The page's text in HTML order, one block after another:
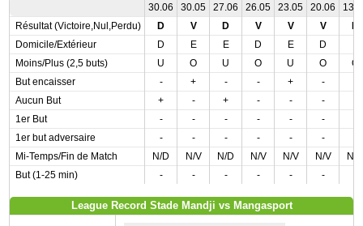
30.06 30.05 27.06 26.05 23.05 20.06
Résultat (Victoire,Nul,Perdu)
D V D V V V
Domicile/Extérieur
D E E D E D
Moins/Plus (2,5 buts)
U O U O U O
O
But encaisser
- + - - + -
Aucun But
+ - + - - -
1er But
- - - - - -
1er but adversaire
- - - - - -
Mi-Temps/Fin de Match
N/D N/V N/D N/V N/V N/V
N/
But (1-25 min)
- - - - - -
League Record Stade Mandji vs Mangasport